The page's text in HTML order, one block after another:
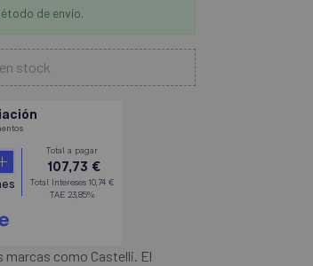
de envío.
stock
marcas como Castelli. El